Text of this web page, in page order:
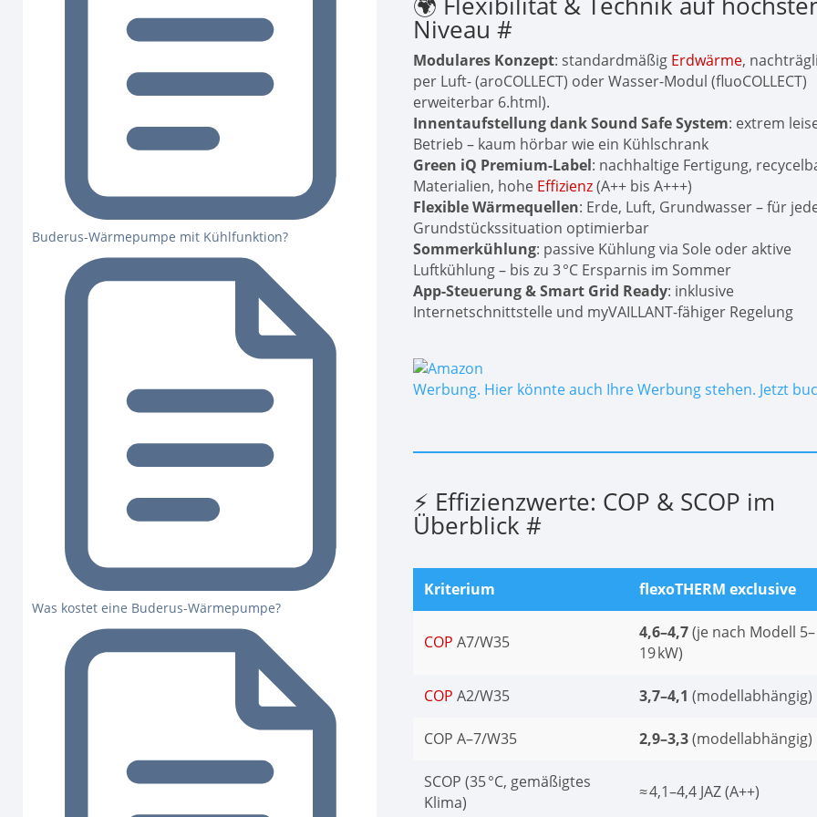
Buderus-Wärmepumpe mit Kühlfunktion?
Was kostet eine Buderus-Wärmepumpe?
Niveau#
Modulares Konzept: standardmäßig Erdwärme,
per Luft- (aroCOLLECT) oder Wasser-Modul (fluoCOLLECT)
erweiterbar 6.html).
Innentaufstellung dank Sound Safe System: extrem
Betrieb – kaum hörbar wie ein Kühlschrank
Green iQ Premium-Label: nachhaltige Fertigung,
Materialien, hohe Effizienz(A++ bis A+++)
Flexible Wärmequellen: Erde, Luft, Grundwasser – für
Grundstückssituation optimierbar
Sommerkühlung: passive Kühlung via Sole oder aktive
Luftkühlung – bis zu 3 °C Ersparnis im Sommer
App-Steuerung & Smart Grid Ready: inklusive
Internetschnittstelle und myVAILLANT-fähiger Regelung
Werbung. Hier könnte auch Ihre Werbung stehen. Jetzt
⚡ Effizienzwerte: COP & SCOP im
Überblick#
Kriterium flexoTHERM exclusive
COP A7/W35 4,6–4,7(je nach Modell 5–
19 kW)
COP A2/W35 3,7–4,1 (modellabhängig)
COP A–7/W35 2,9–3,3(modellabhängig)
SCOP (35 °C, gemäßigtes
Klima)
≈ 4,1–4,4 JAZ (A++)